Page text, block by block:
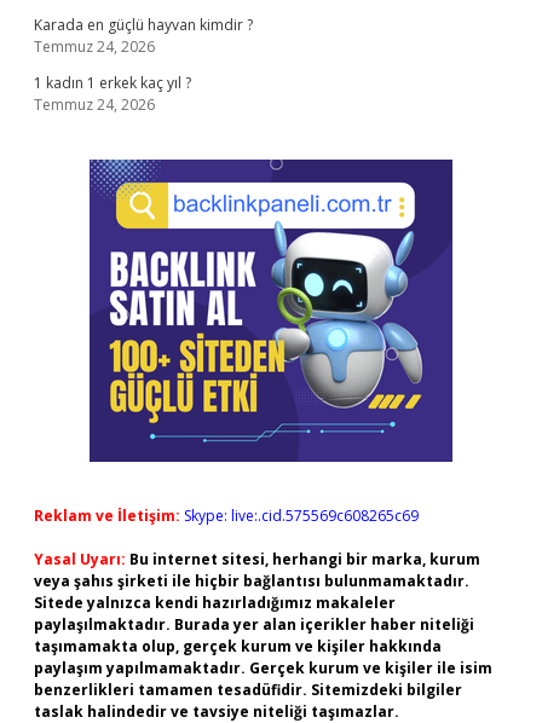
Karada en güçlü hayvan kimdir ?
Temmuz 24, 2026
1 kadın 1 erkek kaç yıl ?
Temmuz 24, 2026
Reklam ve İletişim: Skype: live:.cid.575569c608265c69
Yasal Uyarı: Bu internet sitesi, herhangi bir marka, kurum
veya şahıs şirketi ile hiçbir bağlantısı bulunmamaktadır.
Sitede yalnızca kendi hazırladığımız makaleler
paylaşılmaktadır. Burada yer alan içerikler haber niteliği
taşımamakta olup, gerçek kurum ve kişiler hakkında
paylaşım yapılmamaktadır. Gerçek kurum ve kişiler ile isim
benzerlikleri tamamen tesadüfidir. Sitemizdeki bilgiler
taslak halindedir ve tavsiye niteliği taşımazlar.